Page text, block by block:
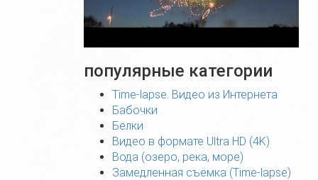
популярные категории
Time-lapse. Видео из Интернета
Бабочки
Белки
Видео в формате Ultra HD (4K)
Вода (озеро, река, море)
Замедленная съёмка (Time-lapse)